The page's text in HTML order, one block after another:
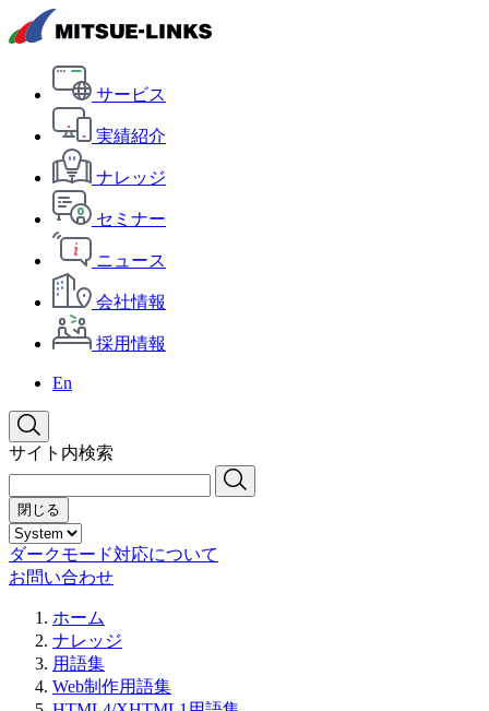
サービス
実績紹介
ナレッジ
セミナー
ニュース
会社情報
採用情報
En
サイト内検索
閉じる
ダークモード対応について
お問い合わせ
ホーム
ナレッジ
用語集
Web制作用語集